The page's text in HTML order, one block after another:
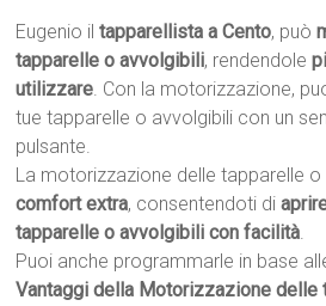
Eugenio iltapparellista a Cento, può
tapparelle o avvolgibili, rendendole
utilizzare. Con la motorizzazione,
tue tapparelle o avvolgibili con un
pulsante.
La motorizzazione delle tapparelle
comfort extra, consentendoti di
tapparelle o avvolgibili con facilità.
Puoi anche programmarle in base
Vantaggi della Motorizzazione delle